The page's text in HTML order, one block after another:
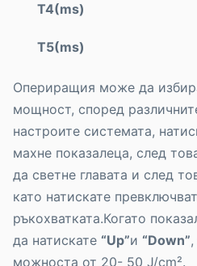
Т4(ms)
Т5(ms)
Опериращия може да
мощност, според
настроите системата,
махне показалеца, след
да светне главата и след
като натискате
ръкохватката.Когато
да натискате “Up”и “Down”
можноста от 20- 50 J/cm².